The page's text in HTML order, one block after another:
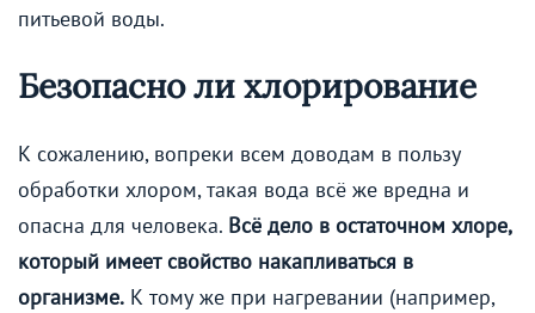
питьевой воды.
Безопасно ли хлорирование
К сожалению, вопреки всем доводам в пользу
обработки хлором, такая вода всё же вредна и
опасна для человека. Всё дело в остаточном хлоре,
который имеет свойство накапливаться в
организме. К тому же при нагревании (например,